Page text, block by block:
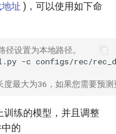
址 )，可以使用如下命
设置为本地路径。
-c configs/rec/
度最大为36，如果您需要
训练的模型，并且调整
的